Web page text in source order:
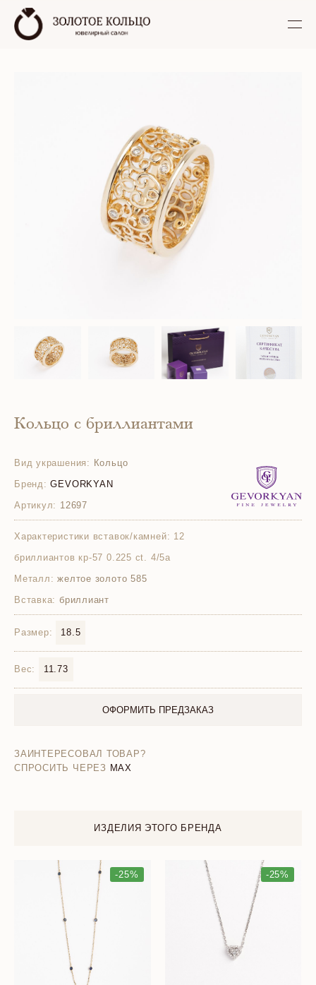
Кольцо с бриллиантами
Вид украшения: Кольцо
Бренд: GEVORKYAN
Артикул: 12697
Характеристики вставок/камней: 12
бриллиантов кр-57 0.225 ct. 4/5а
Металл: желтое золото 585
Вставка: бриллиант
Размер: 18.5
Вес: 11.73
ОФОРМИТЬ ПРЕДЗАКАЗ
ЗАИНТЕРЕСОВАЛ ТОВАР?
СПРОСИТЬ ЧЕРЕЗ MAX
ИЗДЕЛИЯ ЭТОГО БРЕНДА
-25% -25%